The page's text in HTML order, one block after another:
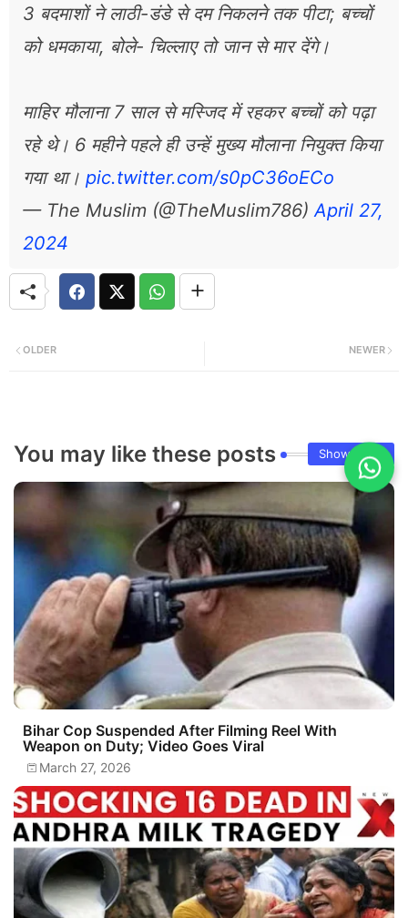
3 बदमाशों ने लाठी-डंडे से दम निकलने तक पीटा; बच्चों
को धमकाया, बोले- चिल्लाए तो जान से मार देंगे।
माहिर मौलाना 7 साल से मस्जिद में रहकर बच्चों को पढ़ा
रहे थे। 6 महीने पहले ही उन्हें मुख्य मौलाना नियुक्त किया
गया था। pic.twitter.com/s0pC36oECo
— The Muslim (@TheMuslim786)April 27,
2024
NEWER
OLDER
You may like these posts Show more
Bihar Cop Suspended After Filming Reel With
Weapon on Duty; Video Goes Viral
March 27, 2026